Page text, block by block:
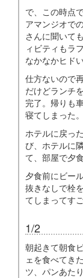
で、この時点
アマンジオで
さんに聞いて
ィビティもラ
なかなかヒド
仕方ないので
だけどランチ
完了。帰りも
寝てしまった。
ホテルに戻っ
び、ホテルに
て、部屋で夕
夕食前にビー
抜きなしで栓
てしまってす
1/2
朝起きて朝食
ェを食べてき
ツ、パンあた